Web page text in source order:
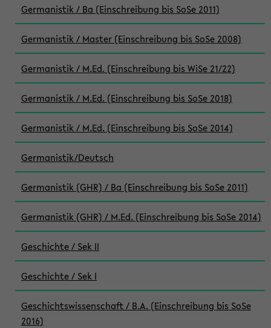
Germanistik / Ba (Einschreibung bis SoSe 2011)
Germanistik / Master (Einschreibung bis SoSe 2008)
Germanistik / M.Ed. (Einschreibung bis WiSe 21/22)
Germanistik / M.Ed. (Einschreibung bis SoSe 2018)
Germanistik / M.Ed. (Einschreibung bis SoSe 2014)
Germanistik/Deutsch
Germanistik (GHR) / Ba (Einschreibung bis SoSe 2011)
Germanistik (GHR) / M.Ed. (Einschreibung bis SoSe 2014)
Geschichte / Sek II
Geschichte / Sek I
Geschichtswissenschaft / B.A. (Einschreibung bis SoSe
2016)